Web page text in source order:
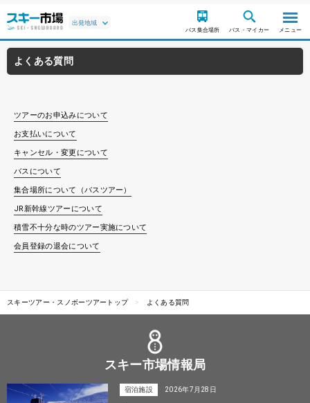
バス集合場所 バス・マイカー メニュー
よくある質問
ツアーのお申込みについて
お支払いについて
キャンセル・変更について
バスについて
集合場所について（バスツアー）
JR新幹線ツアーについて
積雪不十分な時のツアー実施について
会員登録の退会について
スキーツアー・スノボーツアートップ よくある質問
スキー市場情報局
宿泊施設 2026年7月28日